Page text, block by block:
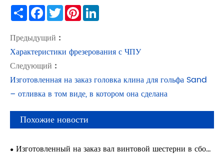
ShareFacebookTwitterPinterest
Предыдущий :
Характеристики фрезерования с ЧПУ
Следующий :
Изготовленная на заказ головка клина для гольфа Sand
– отливка в том виде, в котором она сделана
Похожие новости
Изготовленный на заказ вал винтовой шестерни в сборе